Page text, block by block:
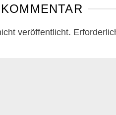
veröffentlicht.